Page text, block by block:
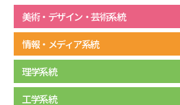
美術・デザイン・芸術系統
情報・メディア系統
理学系統
工学系統